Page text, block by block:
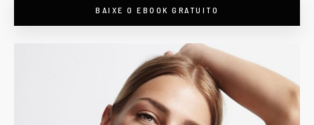
BAIXE O EBOOK GRATUITO